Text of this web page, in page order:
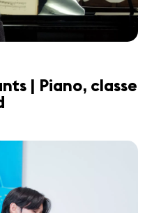
| Piano, classe